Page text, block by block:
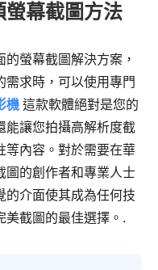
螢幕截圖方法
螢幕截圖解決方案，
需求時，可以使用專門
機 這款軟體絕對是您的
能讓您拍攝高解析度截
等內容。對於需要在華
圖的創作者和專業人士
的介面使其成為任何技
美截圖的最佳選擇。.